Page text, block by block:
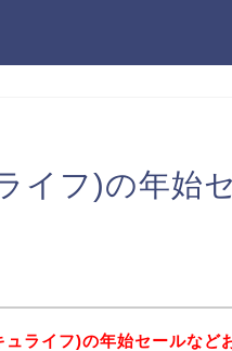
イフ)の年始
ライフ)の年始セールなど